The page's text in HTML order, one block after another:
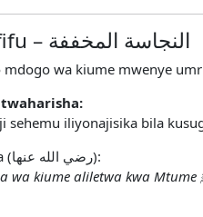
(c) Najisi Hafifu – النجاسة المخففة
wa kiume mwenye
sehemu iliyonajisika bila
Hadith ya Aisha (رضي الله عنها):